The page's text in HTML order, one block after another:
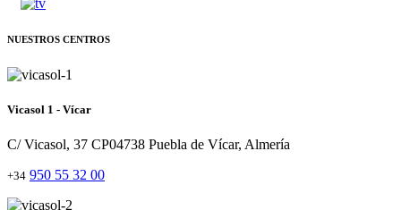
NUESTROS CENTROS
Vicasol 1 - Vícar
C/ Vicasol, 37 CP04738 Puebla de Vícar, Almería
+34 950 55 32 00